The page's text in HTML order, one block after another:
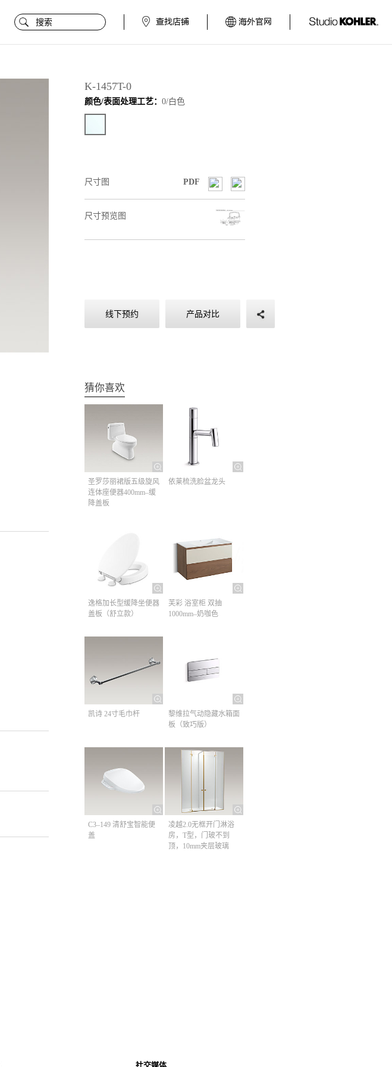
查找店铺 海外官网
K-1457T-0
颜色/表面处理工艺： 0/白色
尺寸图 PDF
尺寸预览图
线下预约 产品对比
猜你喜欢
圣罗莎丽裙版五级旋风
连体座便器400mm–缓
降盖板
依莱梳洗脸盆龙头
逸格加长型缓降坐便器
盖板（舒立款）
芙彩 浴室柜 双抽
1000mm–奶咖色
凯诗 24寸毛巾杆​
黎维拉气动隐藏水箱面
板（致巧版）
C3–149 清舒宝智能便
盖
凌越2.0无框开门淋浴
房，T型，门玻不到
顶，10mm夹层玻璃